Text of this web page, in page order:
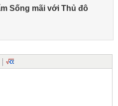
Sống mãi với Thủ đô